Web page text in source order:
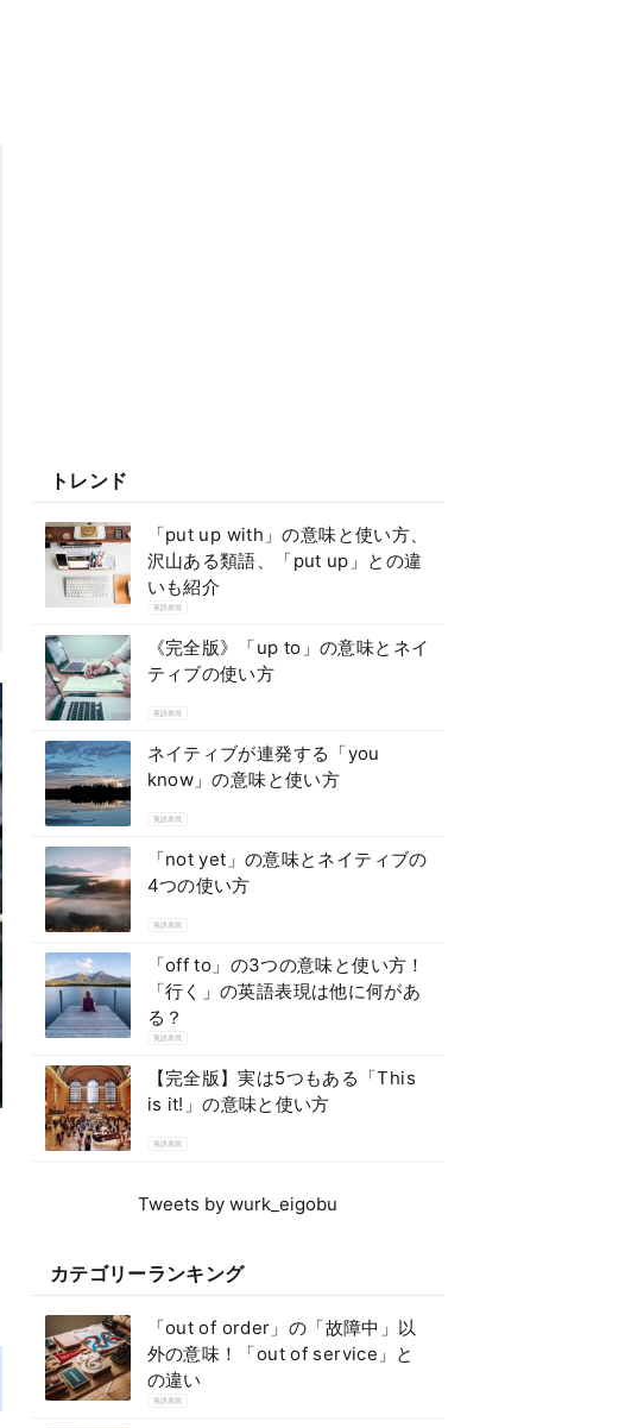
トレンド
「put up with」の意味と使い方、
沢山ある類語、「put up」との違
いも紹介
英語表現
《完全版》「up to」の意味とネイ
ティブの使い方
英語表現
ネイティブが連発する「you
know」の意味と使い方
英語表現
「not yet」の意味とネイティブの
4つの使い方
英語表現
「off to」の3つの意味と使い方！
「行く」の英語表現は他に何があ
る？
英語表現
【完全版】実は5つもある「This
is it!」の意味と使い方
英語表現
Tweets by wurk_eigobu
カテゴリーランキング
「out of order」の「故障中」以
外の意味！「out of service」と
の違い
英語表現